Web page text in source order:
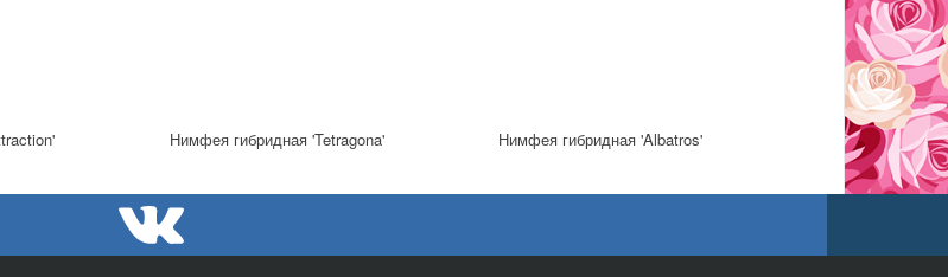
Нимфея гибридная 'Tetragona' Нимфея гибридная 'Albatros'